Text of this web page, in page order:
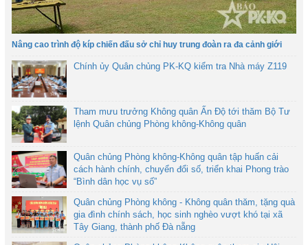
Nâng cao trình độ kíp chiến đấu sở chỉ huy trung đoàn ra đa cảnh giới
Chính ủy Quân chủng PK-KQ kiểm tra Nhà máy Z119
Tham mưu trưởng Không quân Ấn Độ tới thăm Bộ Tư
lệnh Quân chủng Phòng không-Không quân
Quân chủng Phòng không-Không quân tập huấn cải
cách hành chính, chuyển đổi số, triển khai Phong trào
“Bình dân học vụ số”
Quân chủng Phòng không - Không quân thăm, tặng quà
gia đình chính sách, học sinh nghèo vượt khó tại xã
Tây Giang, thành phố Đà nẵng